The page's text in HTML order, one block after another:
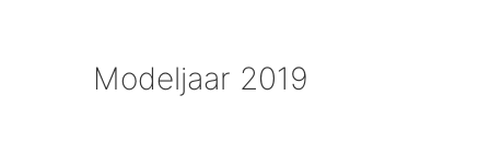
Modeljaar 2019